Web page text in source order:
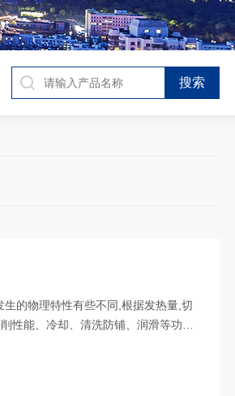
的物理特性有些不同,根据发热量,切
性能、冷却、清洗防铺、润滑等功